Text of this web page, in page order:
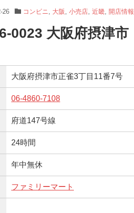
26 コンビニ 大阪 小売店, 近畿, 開店情報
0023 大阪府摂津
大阪府摂津市正雀3丁目11番7号
06-4860-7108
府道147号線
24時間
年中無休
ファミリーマート